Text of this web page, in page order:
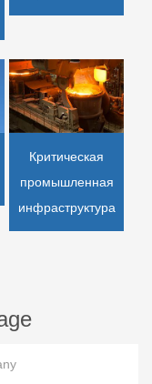
Критическая
промышленная
инфраструктура